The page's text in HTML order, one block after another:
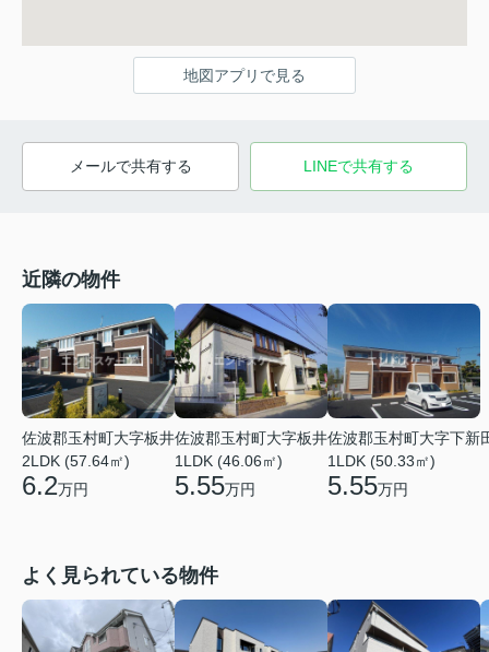
地図アプリで見る
メールで共有する LINEで共有する
近隣の物件
佐波郡玉村町大字板井
2LDK (57.64㎡)
6.2万円
佐波郡玉村町大字板井
1LDK (46.06㎡)
5.55万円
佐波郡玉村町大字下新
1LDK (50.33㎡)
5.55万円
よく見られている物件